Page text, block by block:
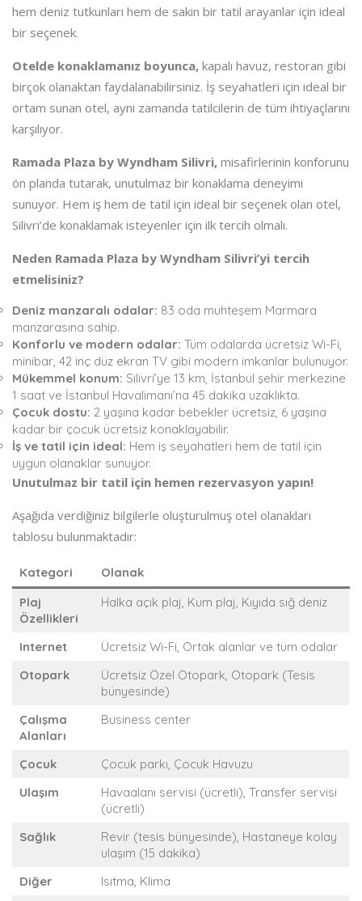
hem deniz tutkunları hem de sakin bir tatil arayanlar için ideal
bir seçenek.
Otelde konaklamanız boyunca, kapalı havuz, restoran gibi
birçok olanaktan faydalanabilirsiniz. İş seyahatleri için ideal bir
ortam sunan otel, aynı zamanda tatilcilerin de tüm ihtiyaçlarını
karşılıyor.
Ramada Plaza by Wyndham Silivri, misafirlerinin konforunu
ön planda tutarak, unutulmaz bir konaklama deneyimi
sunuyor. Hem iş hem de tatil için ideal bir seçenek olan otel,
Silivri’de konaklamak isteyenler için ilk tercih olmalı.
Neden Ramada Plaza by Wyndham Silivri’yi tercih
etmelisiniz?
Deniz manzaralı odalar: 83 oda muhteşem Marmara
manzarasına sahip.
Konforlu ve modern odalar: Tüm odalarda ücretsiz Wi-Fi,
minibar, 42 inç düz ekran TV gibi modern imkanlar bulunuyor.
Mükemmel konum: Silivri’ye 13 km, İstanbul şehir merkezine
1 saat ve İstanbul Havalimanı’na 45 dakika uzaklıkta.
Çocuk dostu: 2 yaşına kadar bebekler ücretsiz, 6 yaşına
kadar bir çocuk ücretsiz konaklayabilir.
İş ve tatil için ideal: Hem iş seyahatleri hem de tatil için
uygun olanaklar sunuyor.
Unutulmaz bir tatil için hemen rezervasyon yapın!
Aşağıda verdiğiniz bilgilerle oluşturulmuş otel olanakları
tablosu bulunmaktadır:
Kategori
Olanak
Plaj
Özellikleri
Halka açık plaj, Kum plaj, Kıyıda sığ deniz
Internet
Ücretsiz Wi-Fi, Ortak alanlar ve tüm odalar
Otopark
Ücretsiz Özel Otopark, Otopark (Tesis
bünyesinde)
Çalışma
Alanları
Business center
Çocuk
Çocuk parkı, Çocuk Havuzu
Ulaşım
Havaalanı servisi (ücretli), Transfer servisi
(ücretli)
Sağlık
Revir (tesis bünyesinde), Hastaneye kolay
ulaşım (15 dakika)
Diğer
Isıtma, Klima